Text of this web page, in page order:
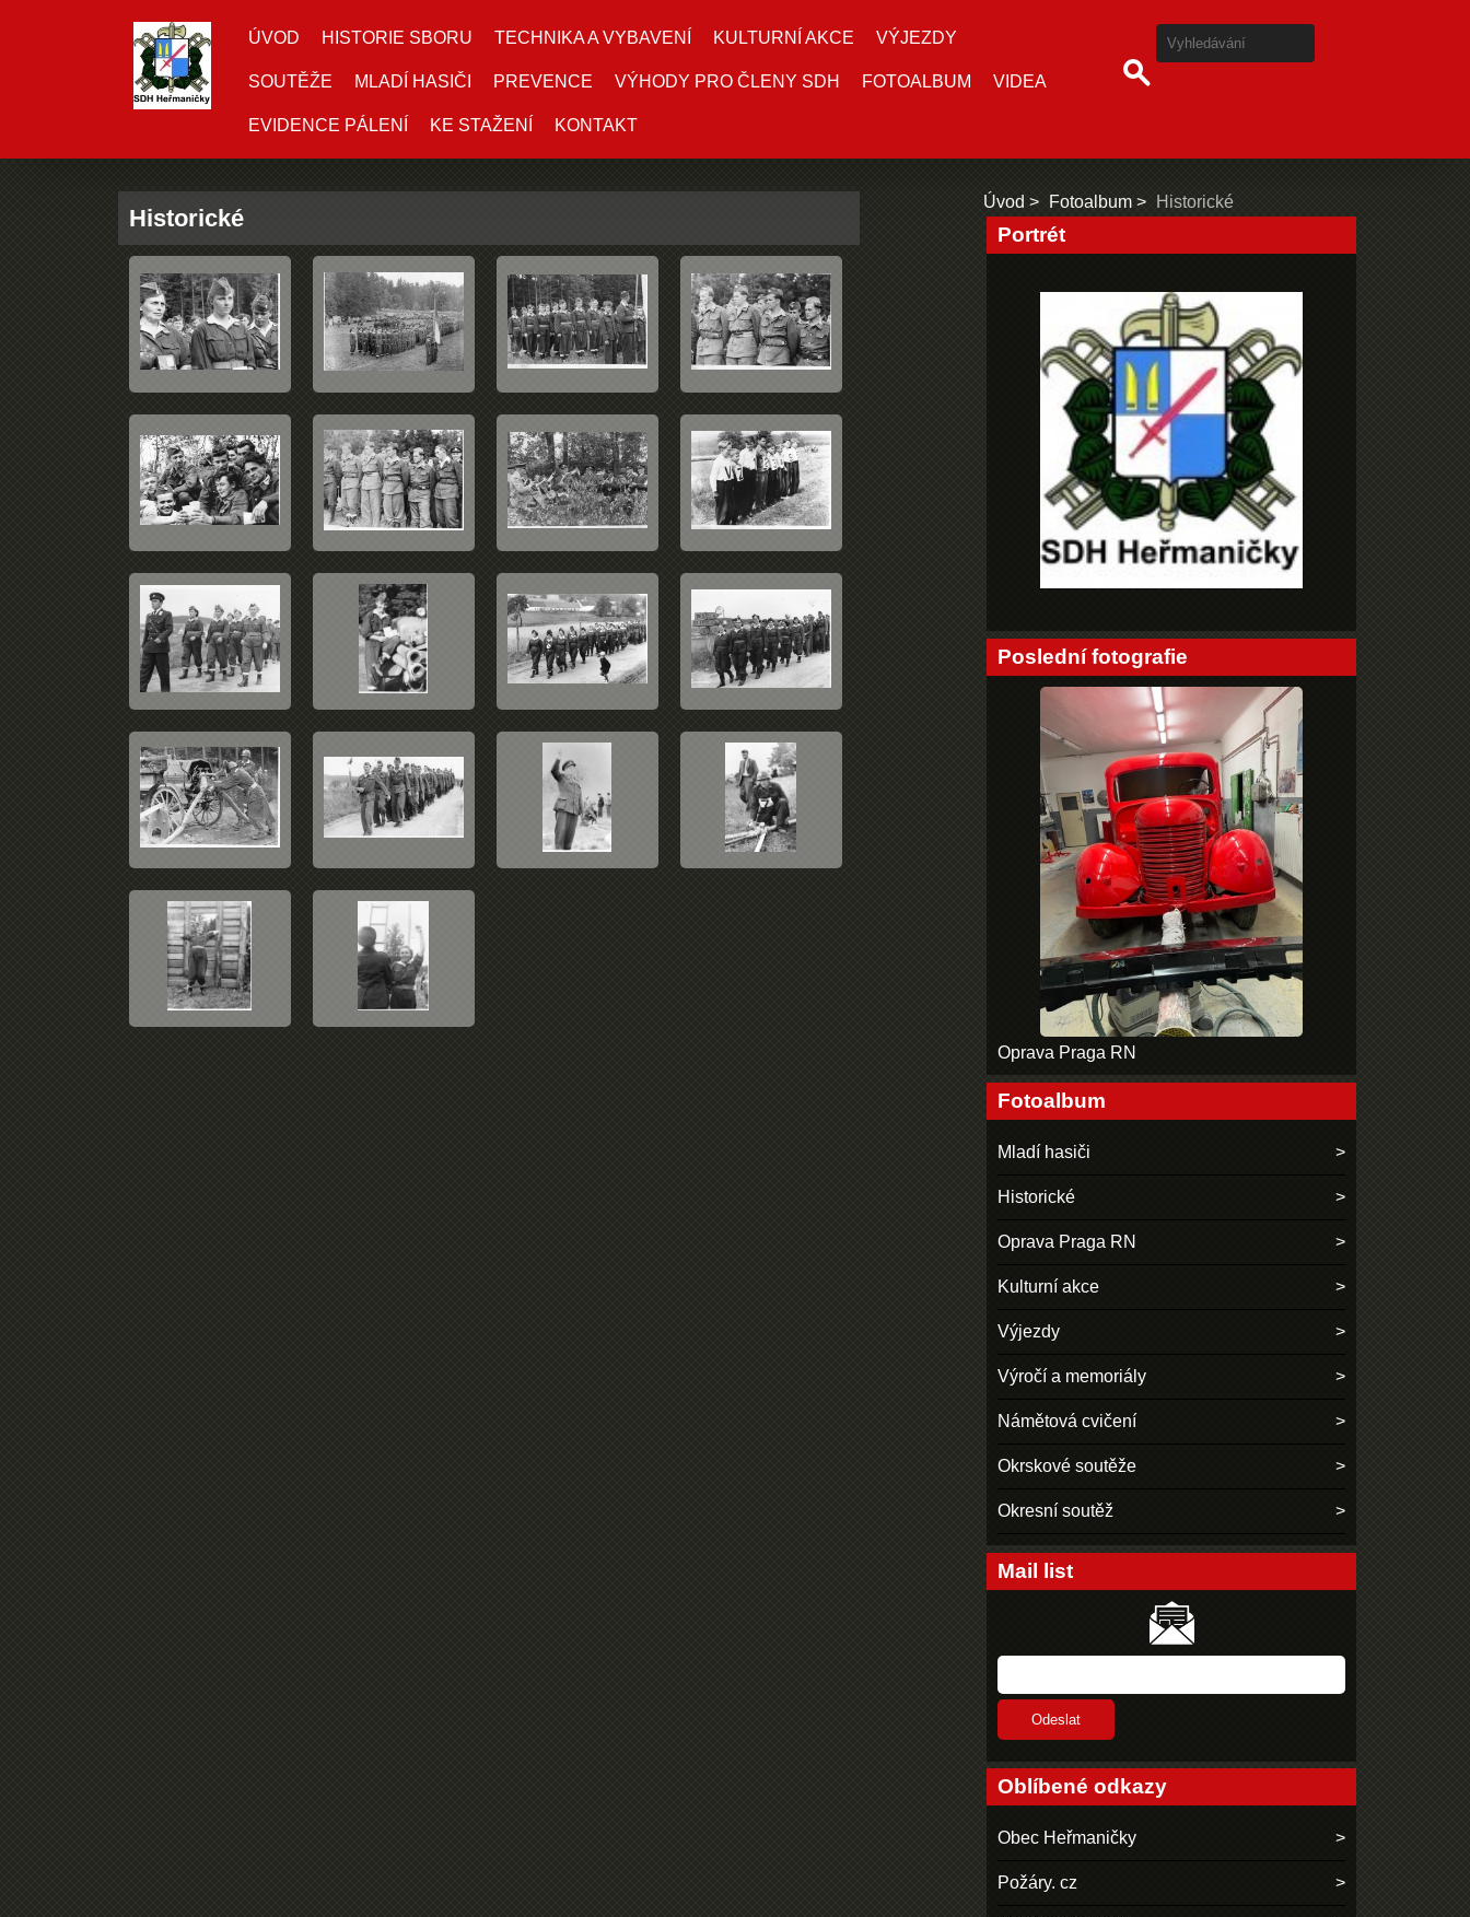
ÚVOD HISTORIE SBORU TECHNIKA A VYBAVENÍ KULTURNÍ AKCE VÝJEZDY
SOUTĚŽE MLADÍ HASIČI PREVENCE VÝHODY PRO ČLENY SDH FOTOALBUM VIDEA
EVIDENCE PÁLENÍ KE STAŽENÍ KONTAKT
Historické
Úvod Fotoalbum Historické
Portrét
Poslední fotografie
Oprava Praga RN
Fotoalbum
Mladí hasiči
Historické
Oprava Praga RN
Kulturní akce
Výjezdy
Výročí a memoriály
Námětová cvičení
Okrskové soutěže
Okresní soutěž
Mail list
Oblíbené odkazy
Obec Heřmaničky
Požáry. cz